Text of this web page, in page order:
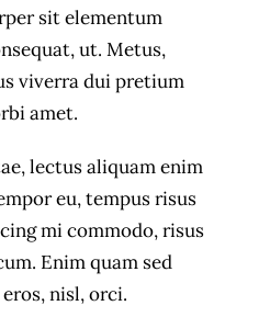
sit elementum
ut. Metus,
viverra dui pretium
amet.
lectus aliquam enim
eu, tempus risus
mi commodo, risus
Enim quam sed
nisl, orci.